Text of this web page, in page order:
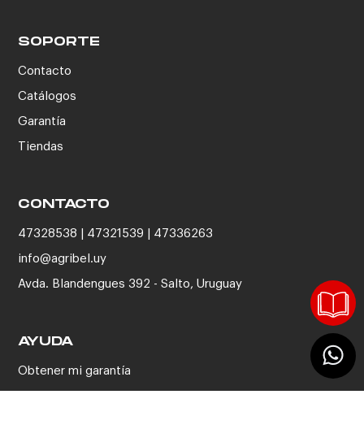
SOPORTE
Contacto
Catálogos
Garantía
Tiendas
CONTACTO
47328538 | 47321539 | 47336263
info@agribel.uy
Avda. Blandengues 392 - Salto, Uruguay
AYUDA
Obtener mi garantía